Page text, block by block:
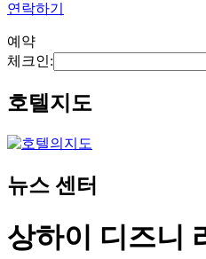
연락하기
예약
체크인:
호텔지도
뉴스 센터
상하이 디즈니